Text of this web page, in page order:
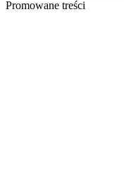
Promowane treści